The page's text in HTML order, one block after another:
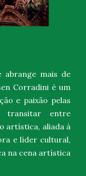
abrange mais de
Corradini é um
e paixão pelas
transitar entre
artística, aliada à
e líder cultural,
na cena artística